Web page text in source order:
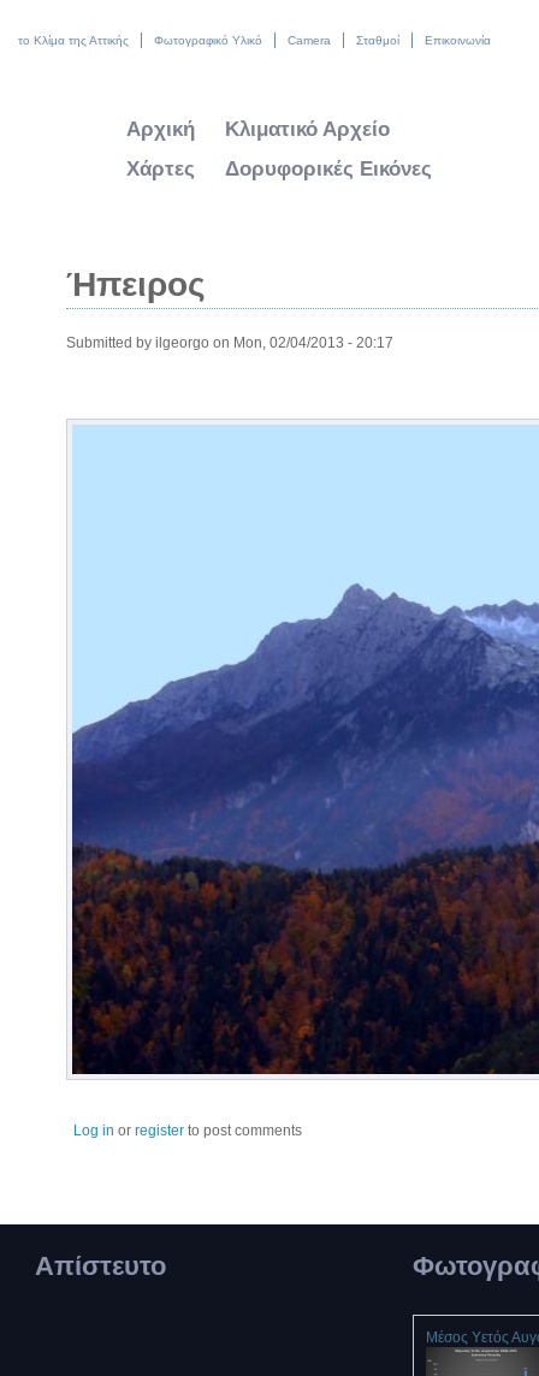
το Κλίμα της Αττικής Φωτογραφικό Υλικό Camera Σταθμοί Επικοινωνία
Αρχική
Κλιματικό Αρχείο
Χάρτες
Δορυφορικές Εικόνες
Ήπειρος
Submitted by ilgeorgo on Mon, 02/04/2013 - 20:17
Log in or register to post comments
Απίστευτο
Μέσος Υετός